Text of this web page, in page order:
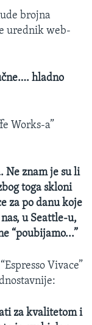
brojna
urednik web-
hladno
Works-a”
Ne znam je su li
toga skloni
za po danu koje
u Seattle-u,
“poubijamo...”
Vivace”
za kvalitetom i